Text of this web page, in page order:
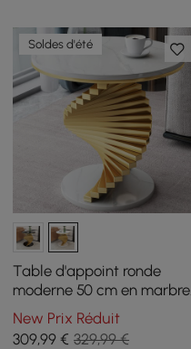
Soldes d'été
Table d'appoint ronde
moderne 50 cm en marbre
artificiel blanc
New Prix Réduit
309,99 € 329,99 €